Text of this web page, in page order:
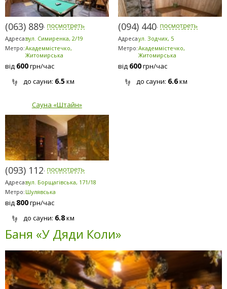
(063) 889-6200
Адреса:вул. Симиренка, 2/19
Метро:Академмістечко,
Житомирська
від 600грн/час
до сауни: 6.5км
(094) 440-0225
Адреса:ул. Зодчих, 5
Метро:Академмістечко,
Житомирська
від 600грн/час
до сауни: 6.6км
Сауна «Штайн»
(093) 112-1123
Адреса:вул. Борщагівська, 171/18
Метро: Шулявська
від 800грн/час
до сауни: 6.8км
Баня «У Дяди Коли»